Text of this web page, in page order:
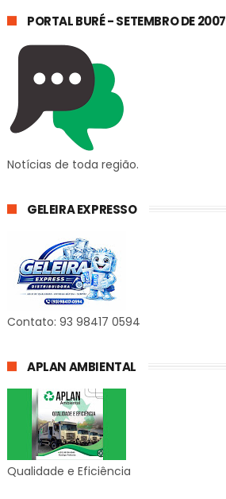
PORTAL BURÉ - SETEMBRO DE 2007
Notícias de toda região.
GELEIRA EXPRESSO
Contato: 93 98417 0594
APLAN AMBIENTAL
Qualidade e Eficiência